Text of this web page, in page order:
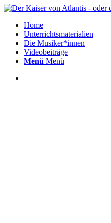
Home
Unterrichtsmaterialien
Die Musiker*innen
Videobeiträge
Menü Menü